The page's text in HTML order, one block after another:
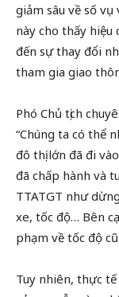
giảm sâu về số
này cho thấy hiệu
đến sự thay đổi
tham gia giao
Phó Chủ tịch
“Chúng ta có thể
đô thị lớn đã đi
đã chấp hành và
TTATGT như
xe, tốc độ… Bên
phạm về tốc độ
Tuy nhiên, thực